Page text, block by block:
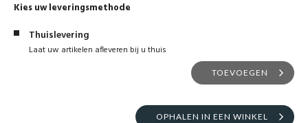
Kies uw leveringsmethode
Thuislevering
Laat uw artikelen afleveren bij u thuis
TOEVOEGEN
OPHALEN IN EEN WINKEL